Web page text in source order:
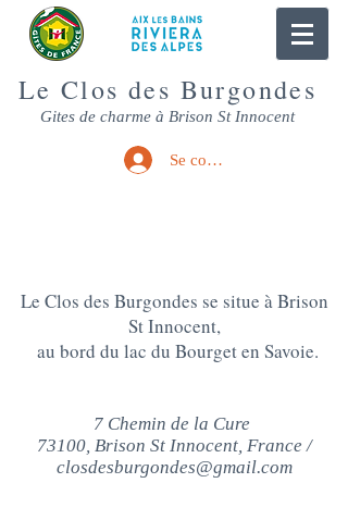
Le Clos des Burgondes
Gites de charme à Brison St Innocent
Se connecter
Le Clos des Burgondes se situe à Brison
St Innocent,
au bord du lac du Bourget en Savoie.
7 Chemin de la Cure
73100, Brison St Innocent, France /
closdesburgondes@gmail.com